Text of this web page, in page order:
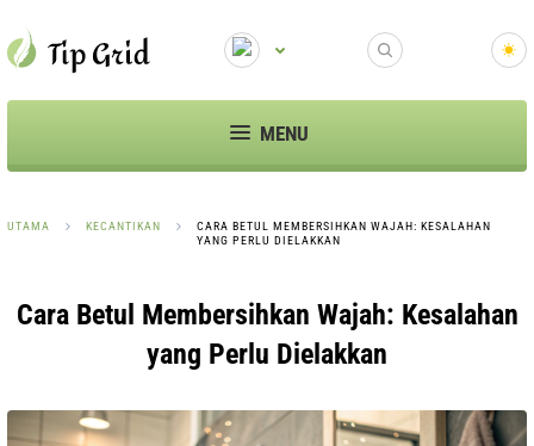
MENU
UTAMA KECANTIKAN
CARA BETUL MEMBERSIHKAN WAJAH: KESALAHAN
YANG PERLU DIELAKKAN
Cara Betul Membersihkan Wajah: Kesalahan
yang Perlu Dielakkan